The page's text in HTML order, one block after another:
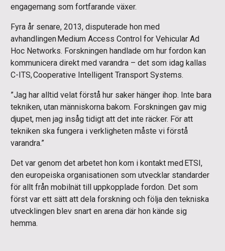
engagemang som fortfarande växer.
Fyra år senare, 2013, disputerade hon med
avhandlingen Medium Access Control for Vehicular Ad
Hoc Networks. Forskningen handlade om hur fordon kan
kommunicera direkt med varandra – det som idag kallas
C-ITS, Cooperative Intelligent Transport Systems.
”Jag har alltid velat förstå hur saker hänger ihop. Inte bara
tekniken, utan människorna bakom. Forskningen gav mig
djupet, men jag insåg tidigt att det inte räcker. För att
tekniken ska fungera i verkligheten måste vi förstå
varandra.”
Det var genom det arbetet hon kom i kontakt med ETSI,
den europeiska organisationen som utvecklar standarder
för allt från mobilnät till uppkopplade fordon. Det som
först var ett sätt att dela forskning och följa den tekniska
utvecklingen blev snart en arena där hon kände sig
hemma.